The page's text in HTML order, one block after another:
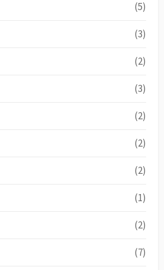
(5)
(3)
(2)
(3)
(2)
(2)
(2)
(1)
(2)
(7)